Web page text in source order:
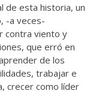
de esta historia, un
-a veces-
contra viento y
que erró en
de los
trabajar e
crecer como líder